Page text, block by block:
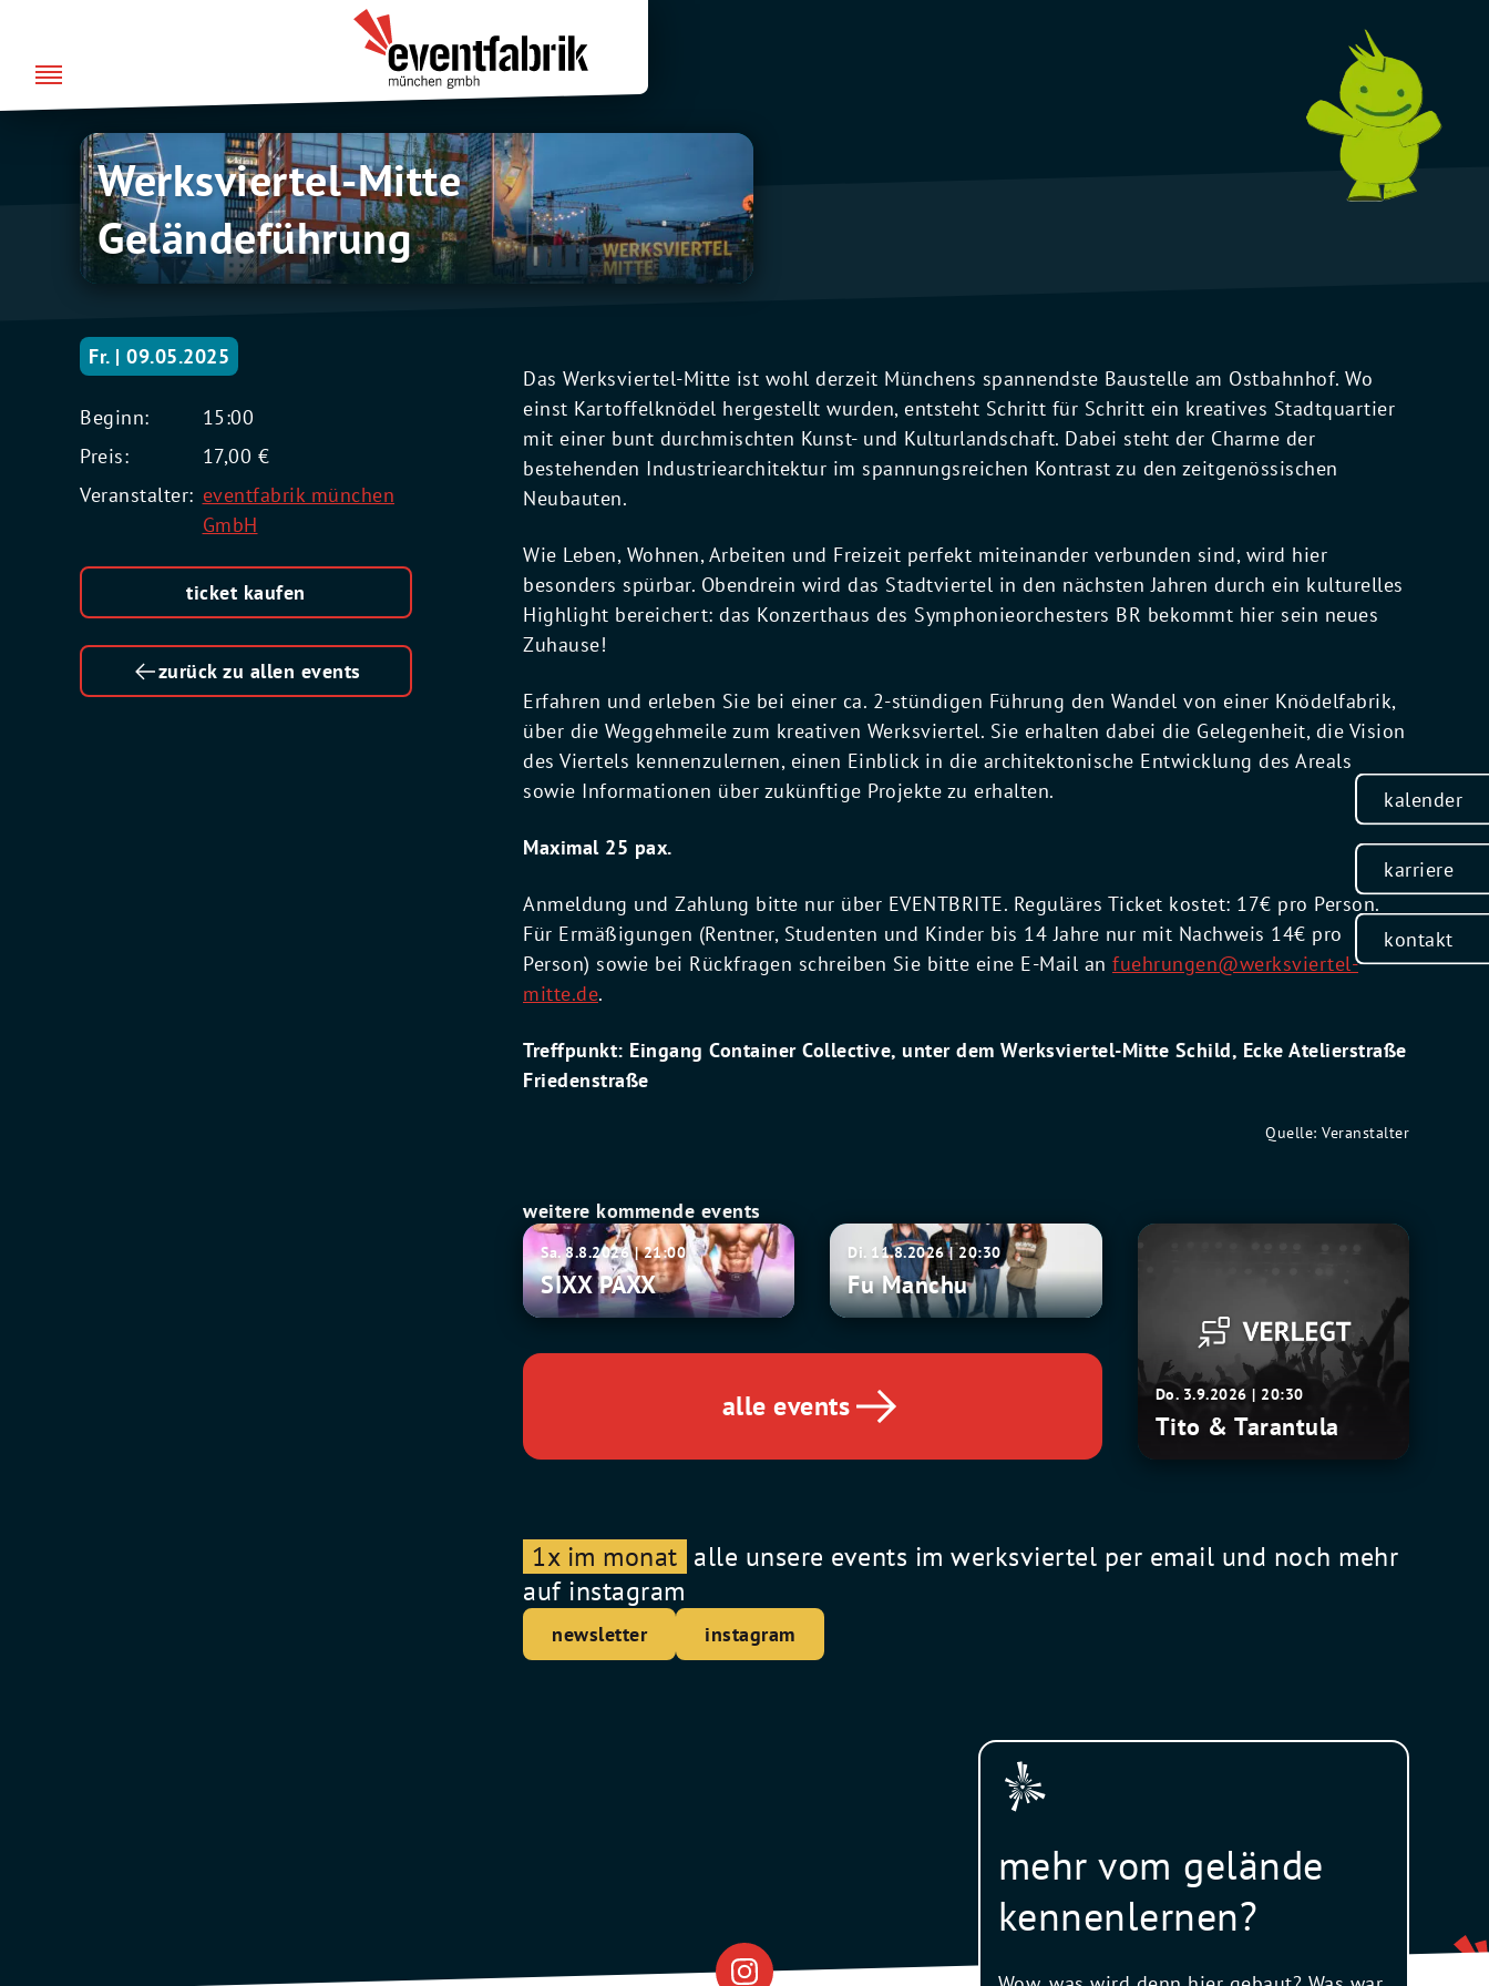
springen
kalender
karriere
kontakt
Werksviertel-
Mitte
Geländeführung
Werksviertel-Mitte
Geländeführung
Das Werksviertel-Mitte ist wohl derzeit Münchens spannendste Baustelle am Ostbahnhof. Wo
einst Kartoffelknödel hergestellt wurden, entsteht Schritt für Schritt ein kreatives Stadtquartier
mit einer bunt durchmischten Kunst- und Kulturlandschaft. Dabei steht der Charme der
bestehenden Industriearchitektur im spannungsreichen Kontrast zu den zeitgenössischen
Neubauten.
Wie Leben, Wohnen, Arbeiten und Freizeit perfekt miteinander verbunden sind, wird hier
besonders spürbar. Obendrein wird das Stadtviertel in den nächsten Jahren durch ein kulturelles
Highlight bereichert: das Konzerthaus des Symphonieorchesters BR bekommt hier sein neues
Zuhause!
Erfahren und erleben Sie bei einer ca. 2-stündigen Führung den Wandel von einer Knödelfabrik,
über die Weggehmeile zum kreativen Werksviertel. Sie erhalten dabei die Gelegenheit, die Vision
des Viertels kennenzulernen, einen Einblick in die architektonische Entwicklung des Areals
sowie Informationen über zukünftige Projekte zu erhalten.
Maximal 25 pax.
Anmeldung und Zahlung bitte nur über EVENTBRITE. Reguläres Ticket kostet: 17€ pro Person.
Für Ermäßigungen (Rentner, Studenten und Kinder bis 14 Jahre nur mit Nachweis 14€ pro
Person) sowie bei Rückfragen schreiben Sie bitte eine E-Mail an fuehrungen@werksviertel-
mitte.de.
Treffpunkt: Eingang Container Collective, unter dem Werksviertel-Mitte Schild, Ecke Atelierstraße
Friedenstraße
Quelle: Veranstalter
weitere kommende events
SIXX
PAXX
Sa. 8.8.2026 | 21:00
SIXX PAXX
Fu
Manchu
Di. 11.8.2026 | 20:30
Fu Manchu
Tito
Do. 3.9.2026 | 20:30
Tito & Tarantula
alle events
1x im monat alle unsere events im werksviertel per email und noch mehr
auf instagram
newsletter instagram
Fr. | 09.05.2025
Beginn:
15:00
Preis:
17,00 €
Veranstalter: eventfabrik münchen
GmbH
ticket kaufen
zurück zu allen events
mehr vom gelände
kennenlernen?